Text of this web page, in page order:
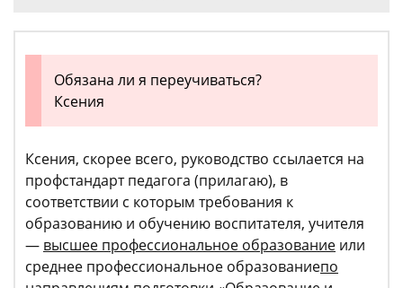
Обязана ли я переучиваться?
Ксения
Ксения, скорее всего, руководство ссылается на
профстандарт педагога (прилагаю), в
соответствии с которым требования к
образованию и обучению воспитателя, учителя
— высшее профессиональное образование или
среднее профессиональное образованиепо